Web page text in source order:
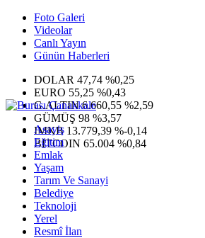
Foto Galeri
Videolar
Canlı Yayın
Günün Haberleri
DOLAR 47,74 %0,25
EURO 55,25 %0,43
G.ALTIN6.660,55 %2,59
GÜMÜŞ 98 %3,57
IMKB 13.779,39 %-0,14
BITCOIN 65.004 %0,84
Asayiş
Eğitim
Emlak
Yaşam
Tarım Ve Sanayi
Belediye
Teknoloji
Yerel
Resmî İlan